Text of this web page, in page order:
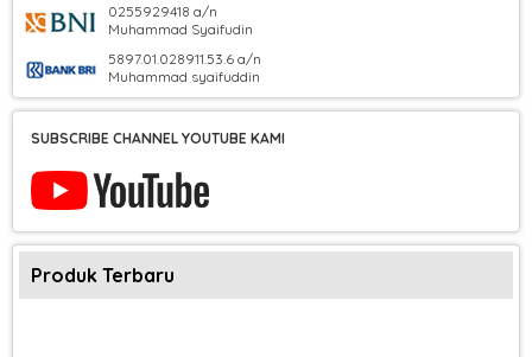
0255929418 a/n
Muhammad Syaifudin
5897.01.028911.53.6 a/n
Muhammad syaifuddin
SUBSCRIBE CHANNEL YOUTUBE KAMI
Produk Terbaru